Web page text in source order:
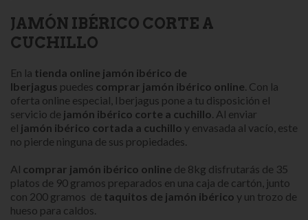
JAMÓN IBÉRICO CORTE A
CUCHILLO
En la tienda online jamón ibérico de
Iberjagus puedes comprar jamón ibérico online . Con la
oferta online especial, Iberjagus pone a tu disposición el
servicio de jamón ibérico corte a cuchillo . Al enviar
el jamón ibérico cortada a cuchillo y envasada al vacío, este
no pierde ninguna de sus propiedades.
Al comprar jamón ibérico online de 8kg disfrutarás de 35
platos de 90 gramos preparados en una caja de cartón, junto
con 200 gramos de taquitos de jamón ibérico y un trozo de
hueso para caldos.